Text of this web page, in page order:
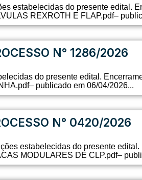
estabelecidas do presente edital.
REXROTH E FLAP.pdf–
N° 1286/2026
do presente edital.
publicado em 06/04/2026...
N° 0420/2026
estabelecidas do presente
MODULARES DE CLP.pdf–